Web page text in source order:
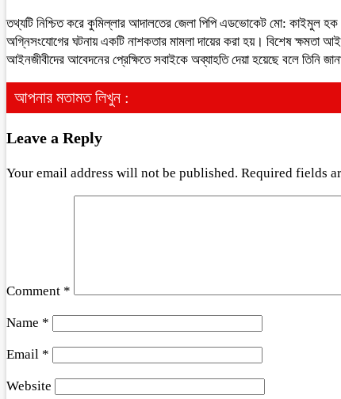
তথ্যটি নিশ্চিত করে কুমিল্লার আদালতের জেলা পিপি এডভোকেট মো: কাইমুল হক
অগ্নিসংযোগের ঘটনায় একটি নাশকতার মামলা দায়ের করা হয়। বিশেষ ক্ষমতা
আইনজীবীদের আবেদনের প্রেক্ষিতে সবাইকে অব্যাহতি দেয়া হয়েছে বলে তিনি
আপনার মতামত লিখুন :
Leave a Reply
Your email address will not be published. Required fields
Comment *
Name *
Email *
Website